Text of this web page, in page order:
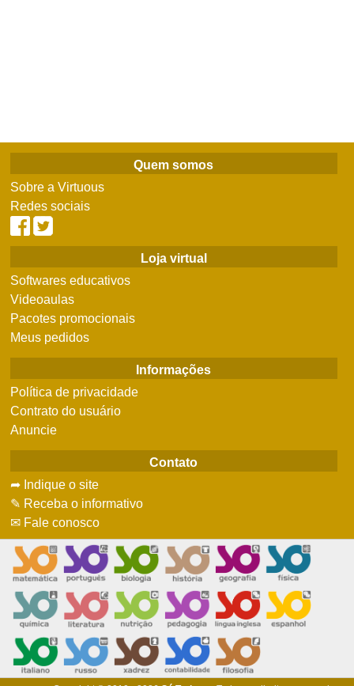
Quem somos
Sobre a Virtuous
Redes sociais
Loja virtual
Softwares educativos
Videoaulas
Pacotes promocionais
Meus pedidos
Informações
Política de privacidade
Contrato do usuário
Anuncie
Contato
➦ Indique o site
✎ Receba o informativo
✉ Fale conosco